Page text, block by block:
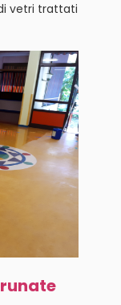
vetri trattati